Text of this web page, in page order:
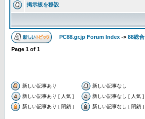
掲示板を移設
PC88.gr.jp Forum Index -> 88総合
Page 1 of 1
新しい記事あり 新しい記事なし
新しい記事あり [ 人気 ]
新しい記事なし [ 人気 ]
新しい記事あり [ 閉鎖 ]
新しい記事なし [ 閉鎖 ]